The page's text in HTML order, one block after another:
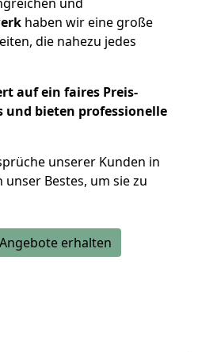
haben wir eine große
die nahezu jedes
auf ein faires Preis-
und bieten professionelle
unserer Kunden in
Bestes, um sie zu
erhalten